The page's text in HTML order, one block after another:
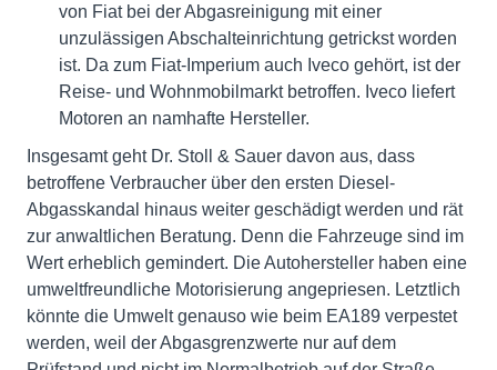
von Fiat bei der Abgasreinigung mit einer
unzulässigen Abschalteinrichtung getrickst worden
ist. Da zum Fiat-Imperium auch Iveco gehört, ist der
Reise- und Wohnmobilmarkt betroffen. Iveco liefert
Motoren an namhafte Hersteller.
Insgesamt geht Dr. Stoll & Sauer davon aus, dass
betroffene Verbraucher über den ersten Diesel-
Abgasskandal hinaus weiter geschädigt werden und rät
zur anwaltlichen Beratung. Denn die Fahrzeuge sind im
Wert erheblich gemindert. Die Autohersteller haben eine
umweltfreundliche Motorisierung angepriesen. Letztlich
könnte die Umwelt genauso wie beim EA189 verpestet
werden, weil der Abgasgrenzwerte nur auf dem